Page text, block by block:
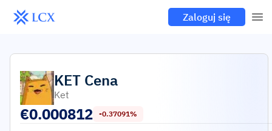
Zaloguj się
KET Cena
Ket
€0.000812 -0.37091%